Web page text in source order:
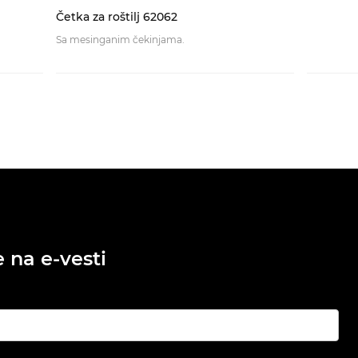
Četka za roštilj 62062
Sa mesinganim čekinjama.
na e-vesti